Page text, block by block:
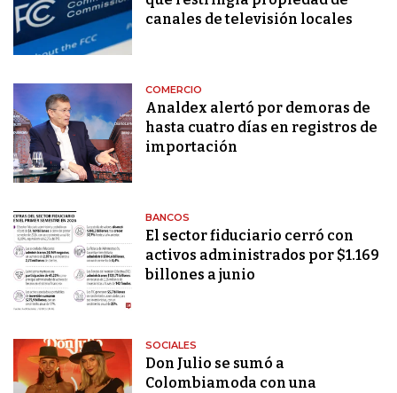
canales de televisión locales
COMERCIO
Analdex alertó por demoras de
hasta cuatro días en registros de
importación
BANCOS
El sector fiduciario cerró con
activos administrados por $1.169
billones a junio
SOCIALES
Don Julio se sumó a
Colombiamoda con una